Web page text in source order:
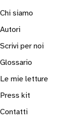
Chi siamo
Autori
Scrivi per noi
Glossario
Le mie letture
Press kit
Contatti